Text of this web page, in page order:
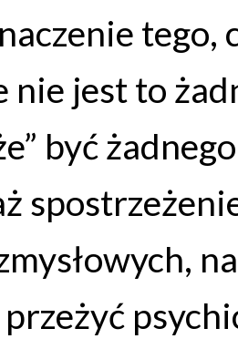
nie jest to
być